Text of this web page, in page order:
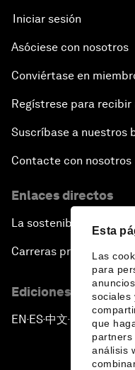
Esta
Las
para
sociales
que
partners
análisis
Iniciar sesión
Asóciese con nosotros
Conviértase en
Regístrese para
Suscríbase a nuestros
Contacte con nosotros
Enlaces directos
La sostenibilidad en el
Carreras profesionales
Ediciones en otros
EN ▪ ES▪中文▪ 日本語